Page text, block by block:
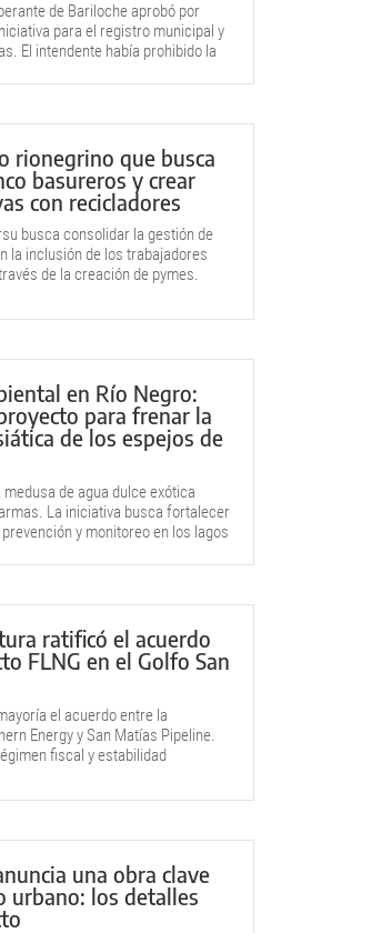
de Bariloche aprobó por
para el registro municipal y
El intendente había prohibido la
rionegrino que busca
basureros y crear
con recicladores
busca consolidar la gestión de
la inclusión de los trabajadores
de la creación de pymes.
en Río Negro:
para frenar la
de los espejos de
medusa de agua dulce exótica
La iniciativa busca fortalecer
y monitoreo en los lagos
ratificó el acuerdo
FLNG en el Golfo San
el acuerdo entre la
Energy y San Matías Pipeline.
fiscal y estabilidad
una obra clave
urbano: los detalles